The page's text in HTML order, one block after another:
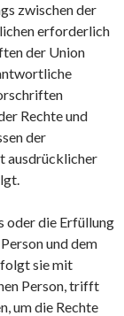
zwischen der
erforderlich
der Union
Rechte und
der
ausdrücklicher
oder die Erfüllung
und dem
sie mit
Person, trifft
um die Rechte